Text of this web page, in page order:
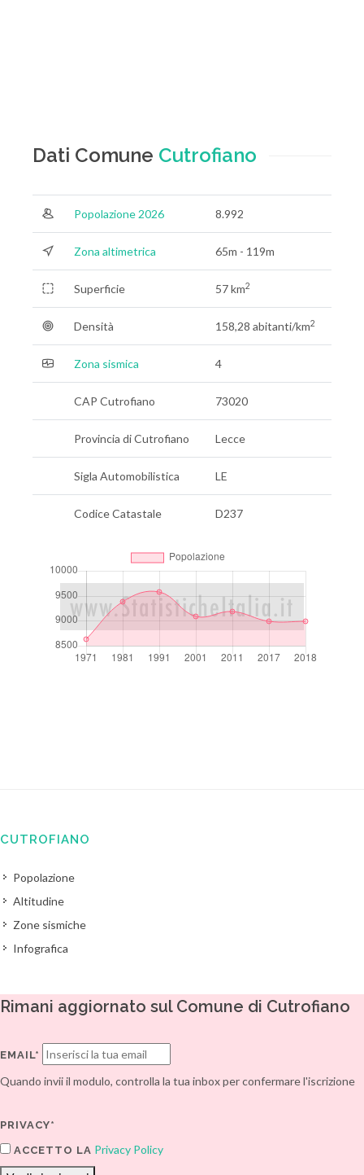
Dati Comune Cutrofiano
Popolazione 2026 8.992
Zona altimetrica 65m - 119m
Superficie 57 km2
Densità 158,28 abitanti/km2
Zona sismica 4
CAP Cutrofiano 73020
Provincia di Cutrofiano Lecce
Sigla Automobilistica LE
Codice Catastale D237
CUTROFIANO
Popolazione
Altitudine
Zone sismiche
Infografica
Rimani aggiornato sul Comune di Cutrofiano
EMAIL*
Quando invii il modulo, controlla la tua inbox per confermare l'iscrizione
PRIVACY*
ACCETTO LA Privacy Policy